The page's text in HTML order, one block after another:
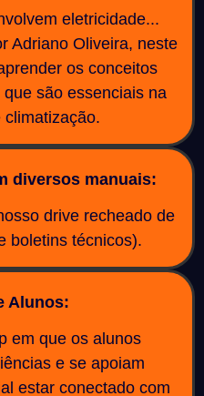
eletricidade...
Adriano Oliveira, neste
os conceitos
são essenciais na
climatização.
diversos manuais:
drive recheado de
boletins técnicos).
Alunos:
em que os alunos
e se apoiam
estar conectado com